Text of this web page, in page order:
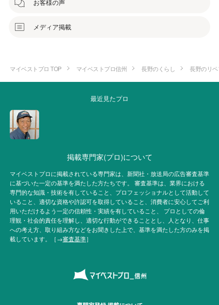
お客様の声
メディア掲載
マイベストプロ TOP マイベストプロ信州 長野のくらし 長野のリ
最近見たプロ
掲載専門家(プロ)について
マイベストプロに掲載されている専門家は、新聞社・放送局の広告審査基準
に基づいた一定の基準を満たした方たちです。 審査基準は、業界における
専門的な知識・技術を有していること、プロフェッショナルとして活動して
いること、適切な資格や許認可を取得していること、消費者に安心してご利
用いただけるよう一定の信頼性・実績を有していること、 プロとしての倫
理観・社会的責任を理解し、適切な行動ができることとし、人となり、仕事
への考え方、取り組み方などをお聞きした上で、基準を満たした方のみを掲
載しています。［→審査基準］